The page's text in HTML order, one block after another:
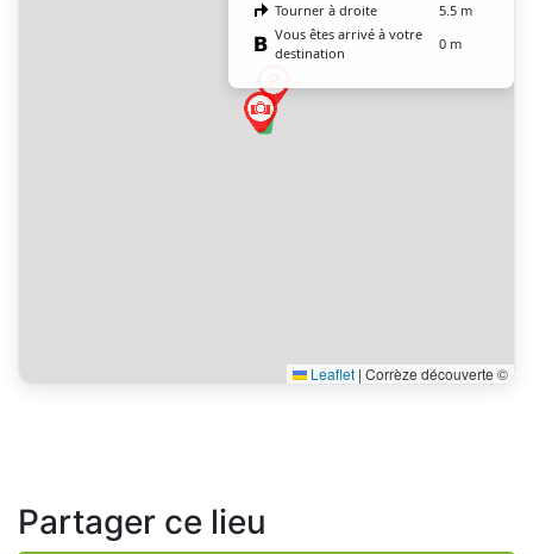
Tourner à droite
5.5 m
Vous êtes arrivé à votre
destination
0 m
Leaflet | Corrèze découverte ©
Partager ce lieu